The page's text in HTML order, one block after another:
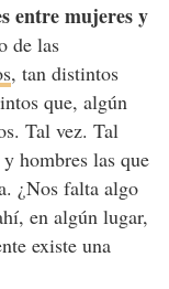
entre mujeres y
de las
, tan distintos
que, algún
Tal vez. Tal
hombres las que
¿Nos falta algo
en algún lugar,
existe una